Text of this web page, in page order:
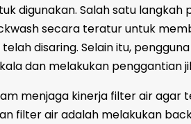
digunakan. Salah satu langkah
secara teratur untuk
disaring. Selain itu,
dan melakukan penggantian
menjaga kinerja filter air agar
filter air adalah melakukan